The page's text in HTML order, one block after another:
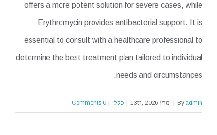
offers a more potent solution for severe cases, while
Erythromycin provides antibacterial support. It is
essential to consult with a healthcare professional to
determine the best treatment plan tailored to individual
needs and circumstances.
By admin
| מרץ 13th, 2026 | כללי |
0 Comments